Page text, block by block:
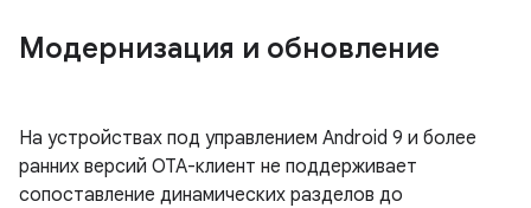
Модернизация и обновление
На устройствах под управлением Android 9 и более
ранних версий OTA-клиент не поддерживает
сопоставление динамических разделов до